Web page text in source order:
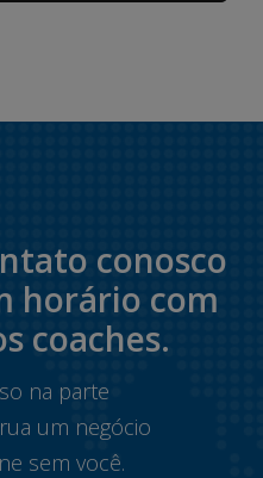
conosco
horário com
coaches.
na parte
um negócio
sem você.